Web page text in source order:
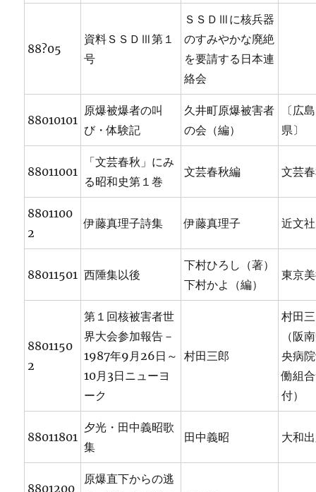
88?05
資料ＳＳＤⅢ第１
号
ＳＳＤⅢに核兵器
のすみやかな廃絶
を要請する日本連
絡会
88010101
原爆被爆者の叫
び・体験記
久井町原爆被害者
の会（編）
〔広島
県〕
88011001
「文芸春秋」にみ
る昭和史第１巻
文芸春秋編 文芸
8801100
2
伊藤真理子詩集 伊藤真理子 近文社
88011501 西陲集以後
下村ひろし（著）
下村かよ（編）
東京
8801150
2
第１回核被害者世
界大会参加報告－
1987年9月26日～
10月3日ニューヨ
ーク
村田三郎
村田
（阪
央病
働組
付）
88011801
夕光・田中義昭歌
集
田中義昭 大和
8801200
原爆直下からの逃